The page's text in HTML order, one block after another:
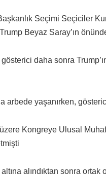
Seçimi Seçiciler
Beyaz Saray’ın
daha sonra
arbede yaşanırken,
Kongreye Ulusal
alındıktan sonra ortak